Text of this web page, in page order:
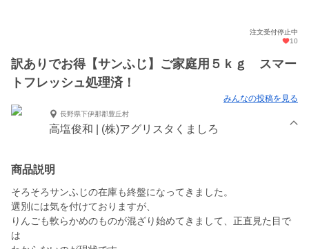
注文受付停止中
10
訳ありでお得【サンふじ】ご家庭用５ｋｇ スマー
トフレッシュ処理済！
みんなの投稿を見る
長野県下伊那郡豊丘村
高塩俊和 | (株)アグリスタくましろ
商品説明
そろそろサンふじの在庫も終盤になってきました。
選別には気を付けておりますが、
りんごも軟らかめのものが混ざり始めてきまして、正直見た目で
は